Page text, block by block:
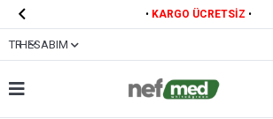
 • KARGO ÜCRETSİZ •
TRHESABIM